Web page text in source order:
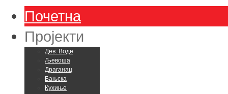
Почетна
Пројекти
Дев. Воде
Љевоша
Драганац
Бањска
Кухиње